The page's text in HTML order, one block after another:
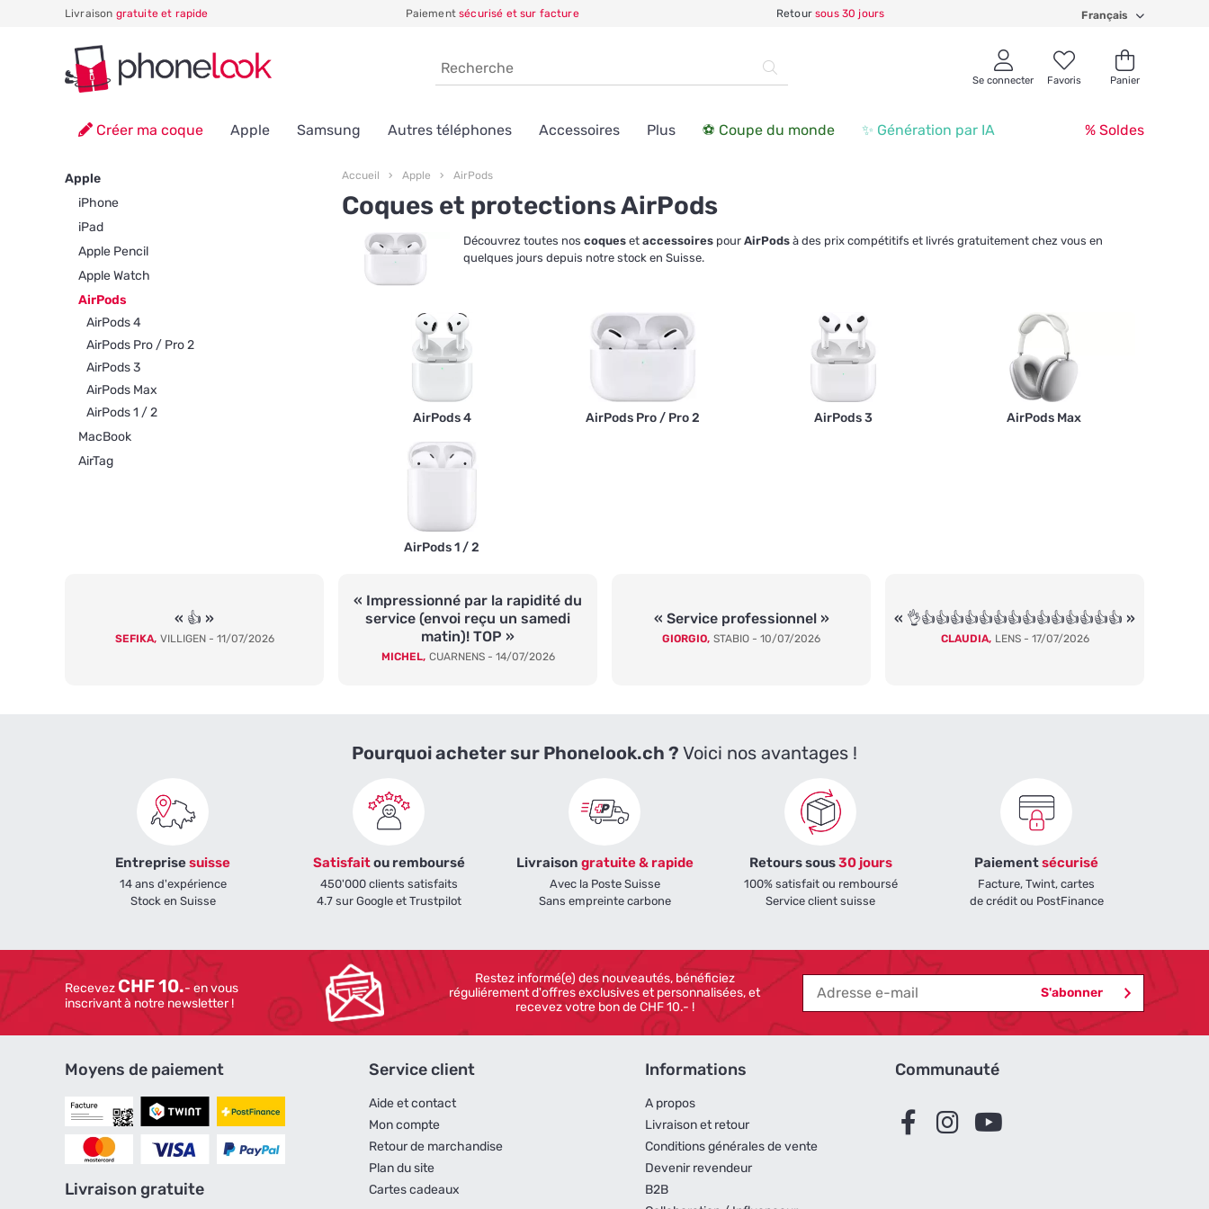
Livraison gratuite et rapide Paiementsécurisé et sur facture Retoursous 30 jours Français
Se connecter Favoris Panier
Créer ma coque Apple Samsung Autres téléphones Accessoires Plus ⚽ Coupe du monde ✨ Génération par IA % Soldes
Apple
iPhone
iPad
Apple Pencil
Apple Watch
AirPods
AirPods 4
AirPods Pro / Pro 2
AirPods 3
AirPods Max
AirPods 1 / 2
MacBook
AirTag
Accueil Apple AirPods
Coques et protections AirPods
Découvrez toutes nos coqueset accessoirespour AirPodsà des prix compétitifs et livrés gratuitement chez vous en
quelques jours depuis notre stock en Suisse.
AirPods 4 AirPods Pro / Pro 2 AirPods 3 AirPods Max
AirPods 1 / 2
« 👍 »
SEFIKA, VILLIGEN - 11/07/2026
« Impressionné par la rapidité du
service (envoi reçu un samedi
matin)! TOP »
MICHEL, CUARNENS - 14/07/2026
« Service professionnel »
GIORGIO, STABIO - 10/07/2026
« 👌👍👍👍👍👍👍👍👍👍👍👍👍👍👍 »
CLAUDIA, LENS - 17/07/2026
Pourquoi acheter sur Phonelook.ch ? Voici nos avantages !
Entreprisesuisse
14 ans d'expérience
Stock en Suisse
Satisfaitou remboursé
450'000 clients satisfaits
4.7 sur Google et Trustpilot
Livraison gratuite & rapide
Avec la Poste Suisse
Sans empreinte carbone
Retours sous30 jours
100% satisfait ou remboursé
Service client suisse
Paiementsécurisé
Facture, Twint, cartes
de crédit ou PostFinance
Recevez CHF 10.- en vous
inscrivant à notre newsletter !
Restez informé(e) des nouveautés, bénéficiez
réguliérement d'offres exclusives et personnalisées, et
recevez votre bon de CHF 10.- !
Moyens de paiement
Livraison gratuite
Service client
Aide et contact
Mon compte
Retour de marchandise
Plan du site
Cartes cadeaux
Informations
A propos
Livraison et retour
Conditions générales de vente
Devenir revendeur
B2B
Communauté